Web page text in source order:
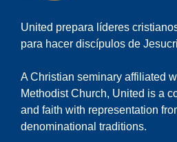
United prepara líderes
para hacer discípulos de
A Christian seminary affiliated
Methodist Church, United is a
and faith with representation
denominational traditions.